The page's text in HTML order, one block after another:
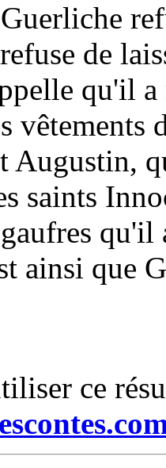
de
qu'il
vêtements
Augustin,
saints
qu'il
ainsi que
ce